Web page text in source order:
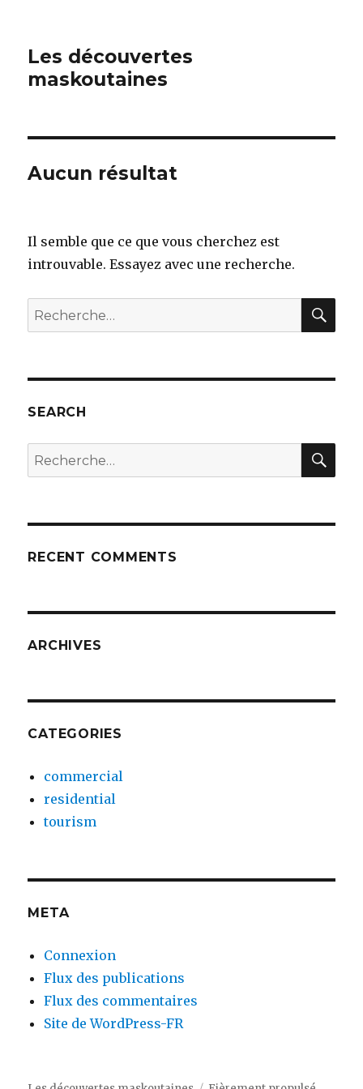
Les découvertes
maskoutaines
Aucun résultat
Il semble que ce que vous cherchez est
introuvable. Essayez avec une recherche.
Recherche
pour
SEARCH
Recherche
pour
RECENT COMMENTS
ARCHIVES
CATEGORIES
commercial
residential
tourism
META
Connexion
Flux des publications
Flux des commentaires
Site de WordPress-FR